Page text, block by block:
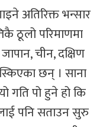
अतिरिक्त भन्सार
ठूलो परिमाणमा
चीन, दक्षिण
छन् । साना
गति पो हुने हो कि
पनि सताउन सुरु